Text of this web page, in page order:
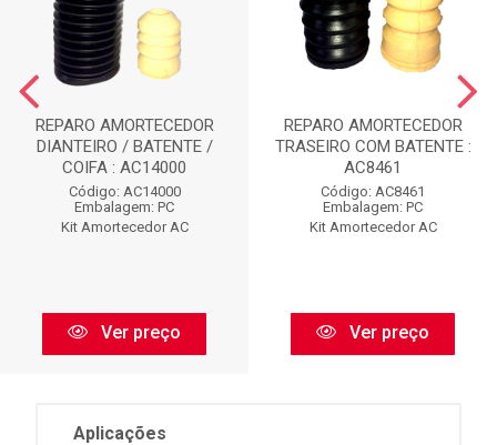
REPARO AMORTECEDOR
DIANTEIRO / BATENTE /
COIFA : AC14000
Código: AC14000
Embalagem: PC
Kit Amortecedor AC
Ver preço
REPARO AMORTECEDOR
TRASEIRO COM BATENTE :
AC8461
Código: AC8461
Embalagem: PC
Kit Amortecedor AC
Ver preço
Aplicações